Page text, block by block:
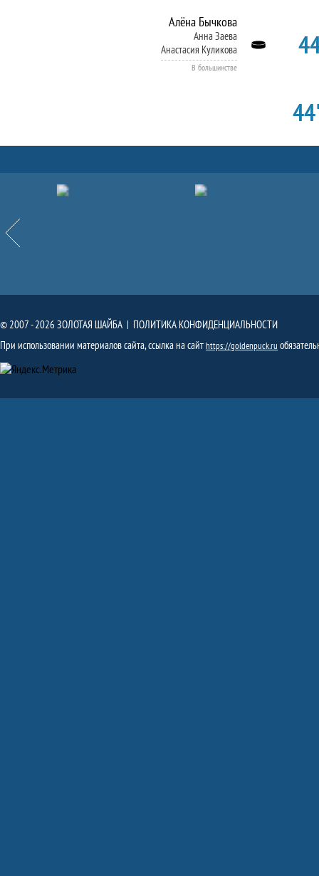
Алёна Бычкова
Анна Заева
Анастасия Куликова
В большинстве
Назад
Партнёры
© 2007 - 2026 ЗОЛОТАЯ ШАЙБА | ПОЛИТИКА КОНФИДЕНЦИАЛЬНОСТИ
При использовании материалов сайта, ссылка на сайтhttps://goldenpuck.ru